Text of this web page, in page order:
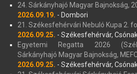
24. Sárkányhajó Magyar Bajnokság,
2026.09.19. - Dombori
21. Székesfehérvári Nebuló Kupa 2.
2026.09.25. - Székesfehérvár,
Egyetemi Regatta 2026
Sárkányhajó Magyar Bajnokság,
2026.09.25. - Székesfehérvár,